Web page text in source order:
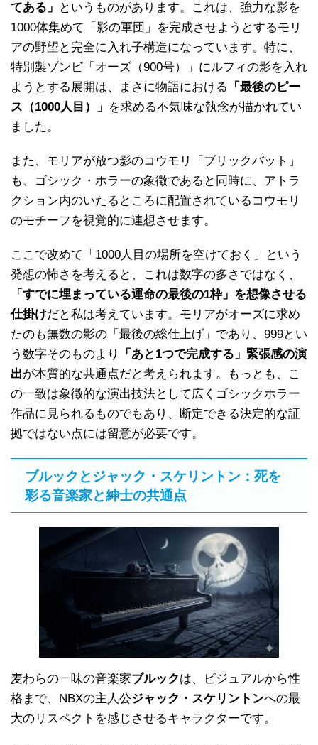
てある」
というものがあります。これは、強力な影を
1000体集めて「影の軍団」を完成させようとするモリ
アの野望と完全に入れ子構造になっています。特に、
特別製ゾンビ「オーズ（900号）」にルフィの影を入れ
ようとする展開は、まさに物語における
「最後のピー
ス（1000人目）」 を求める不気味な執念が描かれてい
ました。
また、モリアが放つ影のコウモリ「ブリックバット」
も、ゴシック・ホラーの象徴であると同時に、アトラ
クション内のいたるところに配置されているコウモリ
のモチーフを視覚的に連想させます。
ここで改めて「1000人目の場所を空けておく」という
発想の怖さを考えると、これは数字の多さではなく、
「すでに埋まっている運命の最後の1枠」を想像させる
仕掛けだと私は考えています。モリアがオーズに求め
たのも無数の影の「最後の総仕上げ」であり、999とい
う数字そのものより
「あと1つで完成する」緊張感の演
出が本質的な共通点だと考えられます。もっとも、こ
の一致は象徴的な演出技法として広くゴシックホラー
作品に見られるものでもあり、断定できる決定的な証
拠ではない点には留意が必要です。
ブルックとジャック・スケリントン：死を
彩る音楽家と紳士の共通点
麦わらの一味の音楽家ブルックは、ビジュアルから性
格まで、NBXの主人公ジャック・スケリントンへの最
大のリスペクトを感じさせるキャラクターです。